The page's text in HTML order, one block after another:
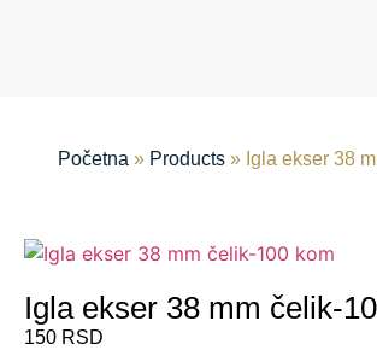
Početna » Products » Igla ekser 38
Igla ekser 38 mm čelik-
150 RSD